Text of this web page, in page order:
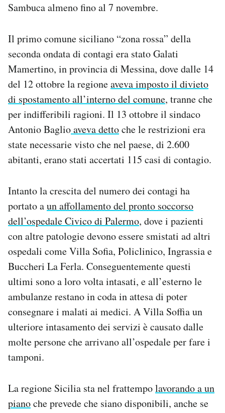
Sambuca almeno fino al 7 novembre.
Il primo comune siciliano “zona rossa” della
seconda ondata di contagi era stato Galati
Mamertino, in provincia di Messina, dove dalle 14
del 12 ottobre la regioneaveva imposto il divieto
di spostamento all’interno del comune, tranne che
per indifferibili ragioni. Il 13 ottobre il sindaco
Antonio Baglioaveva dettoche le restrizioni era
state necessarie visto che nel paese, di 2.600
abitanti, erano stati accertati 115 casi di contagio.
Intanto la crescita del numero dei contagi ha
portato aun affollamento del pronto soccorso
dell’ospedale Civico di Palermo, dove i pazienti
con altre patologie devono essere smistati ad altri
ospedali come Villa Sofia, Policlinico, Ingrassia e
Buccheri La Ferla. Conseguentemente questi
ultimi sono a loro volta intasati, e all’esterno le
ambulanze restano in coda in attesa di poter
consegnare i malati ai medici. A Villa Soffia un
ulteriore intasamento dei servizi è causato dalle
molte persone che arrivano all’ospedale per fare i
tamponi.
La regione Sicilia sta nel frattempolavorando a un
pianoche prevede che siano disponibili, anche se